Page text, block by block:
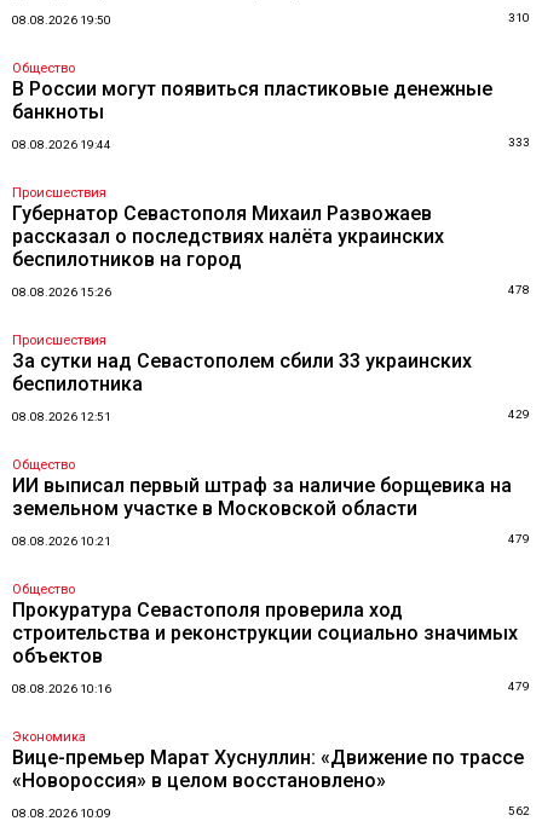
08.08.2026 19:50 310
Общество
В России могут появиться пластиковые денежные
банкноты
08.08.2026 19:44 333
Происшествия
Губернатор Севастополя Михаил Развожаев
рассказал о последствиях налёта украинских
беспилотников на город
08.08.2026 15:26 478
Происшествия
За сутки над Севастополем сбили 33 украинских
беспилотника
08.08.2026 12:51 429
Общество
ИИ выписал первый штраф за наличие борщевика на
земельном участке в Московской области
08.08.2026 10:21 479
Общество
Прокуратура Севастополя проверила ход
строительства и реконструкции социально значимых
объектов
08.08.2026 10:16 479
Экономика
Вице-премьер Марат Хуснуллин: «Движение по трассе
«Новороссия» в целом восстановлено»
08.08.2026 10:09 562